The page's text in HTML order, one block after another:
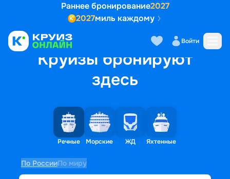
Раннее бронирование2027
2027миль каждому
Войти
Круизы бронируют
здесь
Речные Морские ЖД Яхтенные
По РоссииПо миру